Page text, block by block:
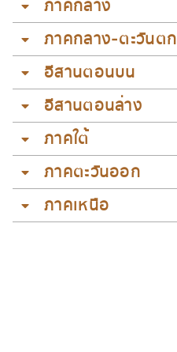
ภาคกลาง
ภาคกลาง-ตะวันตก
อีสานตอนบน
อีสานตอนล่าง
ภาคใต้
ภาคตะวันออก
ภาคเหนือ